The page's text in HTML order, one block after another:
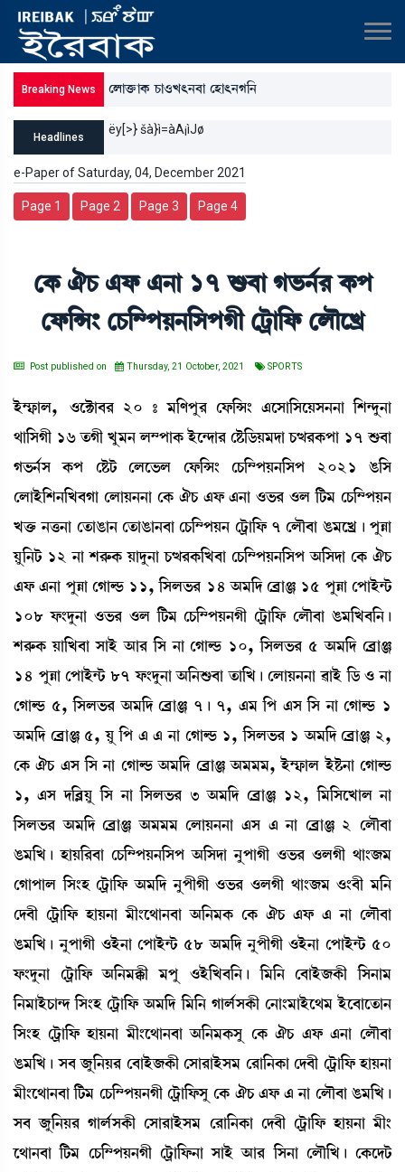
Breaking News
óå¡¹ç¡šA¡ã Òü@i¡ì¹Ê¡ ëÅàv¡û¡>¤à ëÒà;>K[>
ëºàv¡û¡àA¡ W¡à*J;>¤à ëÒà;>K[>
Headlines
ëy[>} šà}ì=àA¡ìJø
e-Paper of Saturday, 04, December 2021
Page 1 Page 2 Page 3 Page 4
ëA¡ 'W¡ &ó¡ &>à 17 Ç¡¤à K®¡>¢¹ A¡š
ëó¡[X} ëW¡[´šÚ>[ÎšKã ëi¡öà[ó¡ ëºïìJø
Post published on Thursday, 21 October, 2021 SPORTS
Òü´£¡àº,¡ *ìC¡à¤¹ 20 – ³[ošå¹ ëó¡[X} &ìÎà[ÎìÚÎ>>à [Å@ƒå>à
=à[ÎKã 16 t¡Kã Jå³> º´šàA¡ Òüì@ƒà¹ ëÊ¡[l¡Ú³ƒà W¡x¹A¡šà 17 Ç¡¤à
K®¡>¢Î A¡š ëÊ¡i¡ ëºì®¡º ëó¡[X} ëW¡[´šÚ>[Îš 2021 R¡[Î
ëºàÒü[Å>[J¤Kà ëºàÚ>>à ëA¡ 'W¡ &ó¡ &>à *®¡¹ *º [i¡³ ëW¡[´šÚ>
Jv¡û¡ >v¡>à ët¡àR¡à> ët¡àR¡à>¤à ëW¡[´šÚ> ëi¡öà[ó¡ 7 ëºï¤à R¡³ìJø¡ú šåÄà
Úå[>i¡ 12 >à Å¹ç¡A¡ Úàƒå>à W¡x¹A¡[J¤à ëW¡[´šÚ>[Îš "[Îƒà ëA¡ 'W¡
&ó¡ &>à šåÄà ëKàÁ¡ 11, [Îº®¡¹ 14 "³[ƒ ë¤øàg 15 šåÄà ëšàÒü@i¡
108 ó¡}ƒå>à *®¡¹ *º [i¡³ ëW¡[´šÚ>Kã ëi¡öà[ó¡ ëºï¤à R¡³[J¤[>¡ú
Å¹ç¡A¡ Úà[J¤à ÎàÒü "à¹ [Î >à ëKàÁ¡ 10, [Îº®¡¹ 5 "³[ƒ ë¤øàg
14 šåÄà ëšàÒü@i¡ 87 ó¡}ƒå>à "[>Ç¡¤à t¡à[J¡ú ëºàÚ>>à ¯àÒü [l¡ * >à
ëKàÁ¡ 5, [Îº®¡¹ "³[ƒ ë¤øàg 7¡ú 7, &³ [š &Î [Î >à ëKàÁ¡ 1
"³[ƒ ë¤øàg 5, Úå [š & & >à ëKàÁ¡ 1, [Îº®¡¹ 1 "³[ƒ ë¤øàg 2,
ëA¡ 'W¡ &Î [Î >à ëKàÁ¡ "³[ƒ ë¤øàg "³³³, Òü´£¡àº ÒüÊ¡>à ëKàÁ¡
1, &Î ƒ[¤ÃÚå [Î >à [Îº®¡¹ 3 "³[ƒ ë¤øàg 12, [³[ÎìJàº >à
[Îº®¡¹ "³[ƒ ë¤øàg "³³³ ëºàÚ>>à &Î & >à ë¤øàg 2 ëºï¤à
R¡³[J¡ú ÒàÚ[¹¤à ëW¡[´šÚ>[Îš "[Îƒà >åšàKã *®¡¹ *ºKã =à}\³
ëKàšàº [Î}Ò ëi¡öà[ó¡ "³[ƒ >åšãKã *®¡¹ *ºKã =à}\³ *}¤ã ³[>
ëƒ¤ã ëi¡öà[ó¡ ÒàÚ>à ³ã}ì=à>¤à "[>³A¡ ëA¡ 'W¡ &ó¡ & >à ëºï¤à
R¡³[J¡ú >åšàKã *Òü>à ëšàÒü@i¡ 58 "³[ƒ >åšãKã *Òü>à ëšàÒü@i¡ 50
ó¡}ƒå>à ëi¡öà[ó¡ "[>³B¡ã ³šå *Òü[J¤[>¡ú [³[> ë¤àÒü\A¡ã [Î>à³
[>³àÒüW¡à@ƒ [Î}Ò ëi¡öà[ó¡ "³[ƒ [³[> Kàº¢ÎA¡ã ë>à}³àÒüì=³ Òüì¤àìt¡à>
[Î}Ò ëi¡öà[ó¡ ÒàÚ>à ³ã}ì=à>¤à "[>³A¡Îå ëA¡ 'W¡ &ó¡ &>à ëºï¤à
R¡³[J¡ú Î¤ \å[>Ú¹ ë¤àÒü\A¡ã ëÎà¹àÒüÎ³ ë¹à[>A¡à ëƒ¤ã ëi¡öà[ó¡ ÒàÚ>à
³ã}ì=à>¤à [i¡³ ëW¡[´šÚ>Kã ëi¡öà[ó¡Îå ëA¡ 'W¡ &ó¡ & >à ëºï¤à R¡³[J¡ú
Î¤ \å[>Ú¹ Kàº¢ÎA¡ã ëÎà¹àÒüÎ³ ë¹à[>A¡à ëƒ¤ã ëi¡öà[ó¡ ÒàÚ>à ³ã}
ì=à>¤à [i¡³ ëW¡[´šÚ>Kã ëi¡öà[ó¡>à ÎàÒü "à¹ [Î>à ëºï[J¡ú ëA¡ìƒi¡